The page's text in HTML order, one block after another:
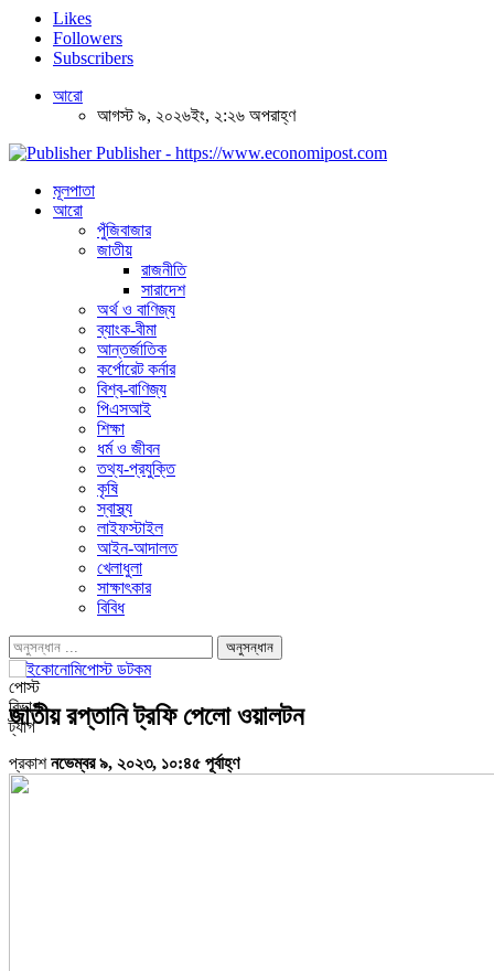
Likes
Followers
Subscribers
আরো
আগস্ট ৯, ২০২৬ইং, ২:২৬ অপরাহ্ণ
Publisher - https://www.economipost.com
মূলপাতা
আরো
পুঁজিবাজার
জাতীয়
রাজনীতি
সারাদেশ
অর্থ ও বাণিজ্য
ব্যাংক-বীমা
আন্তর্জাতিক
কর্পোরেট কর্নার
বিশ্ব-বাণিজ্য
পিএসআই
শিক্ষা
ধর্ম ও জীবন
তথ্য-প্রযুক্তি
কৃষি
স্বাস্থ্য
লাইফস্টাইল
আইন-আদালত
খেলাধুলা
সাক্ষাৎকার
বিবিধ
পোস্ট
বিভাগ
ট্যাগ
জাতীয় রপ্তানি ট্রফি পেলো ওয়ালটন
প্রকাশনভেম্বর ৯, ২০২৩, ১০:৪৫ পূর্বাহ্ণ